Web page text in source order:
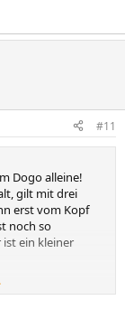
#11
Dogo alleine!
gilt mit drei
erst vom Kopf
noch so
ein kleiner
in ein anders